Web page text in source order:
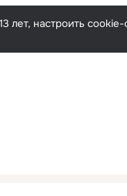
лет, настроить